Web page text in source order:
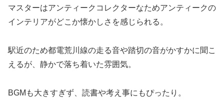
マスターはアンティークコレクターなためアンティークの
インテリアがどこか懐かしさを感じられる。
駅近のため都電荒川線の走る音や踏切の音がかすかに聞こ
えるが、静かで落ち着いた雰囲気。
BGMも大きすぎず、読書や考え事にもぴったり。